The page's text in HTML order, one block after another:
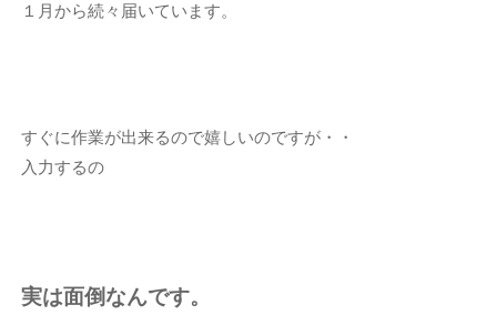
１月から続々届いています。
すぐに作業が出来るので嬉しいのですが・・
入力するの
実は面倒なんです。